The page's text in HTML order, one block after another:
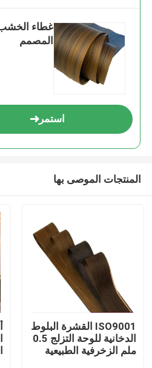
غطاء
المصمم
استمر
المنتجات الموصى بها
ISO9001 القشرة البلوط
الدخانية للوحة التزلج 0.5
ملم الزخرفية الطبيعية